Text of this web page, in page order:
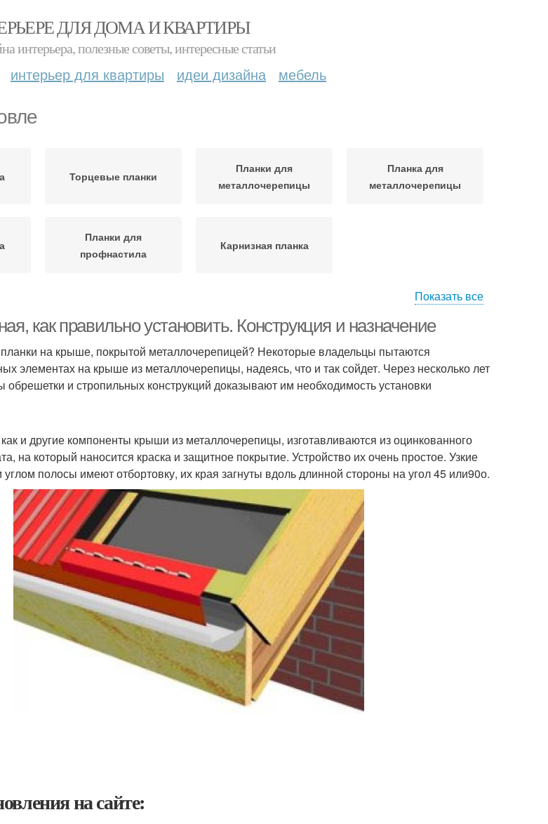
ДЛЯ ДОМА И КВАРТИРЫ
интерьера, полезные советы, интересные статьи
интерьер для квартиры идеи дизайна мебель
Торцевые планки
Планки для
металлочерепицы
Планка для
металлочерепицы
Планки для
профнастила
Карнизная планка
Показать все
как правильно установить. Конструкция и назначение
на крыше, покрытой металлочерепицей? Некоторые владельцы пытаются
элементах на крыше из металлочерепицы, надеясь, что и так сойдет. Через несколько лет
и стропильных конструкций доказывают им необходимость установки
и другие компоненты крыши из металлочерепицы, изготавливаются из оцинкованного
на который наносится краска и защитное покрытие. Устройство их очень простое. Узкие
полосы имеют отбортовку, их края загнуты вдоль длинной стороны на угол 45 или90о.
на сайте: